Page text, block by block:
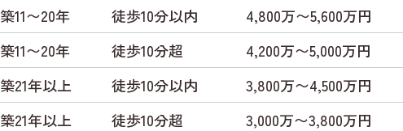
築11〜20年
徒歩10分以内 4,800万〜5,600万円
築11〜20年
徒歩10分超 4,200万〜5,000万円
築21年以上
徒歩10分以内 3,800万〜4,500万円
築21年以上
徒歩10分超 3,000万〜3,800万円